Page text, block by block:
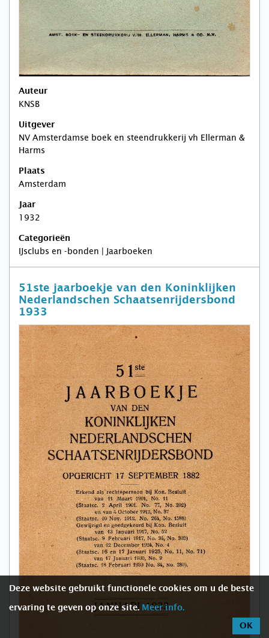
Auteur
KNSB
Uitgever
NV Amsterdamse boek en steendrukkerij vh Ellerman &
Harms
Plaats
Amsterdam
Jaar
1932
Categorieën
IJsclubs en -bonden | Jaarboeken
51ste jaarboekje van den Koninklijken
Nederlandschen Schaatsenrijdersbond
1933
Deze website gebruikt functionele cookies om u de beste
ervaring te geven op onze site. Meer info.
OK